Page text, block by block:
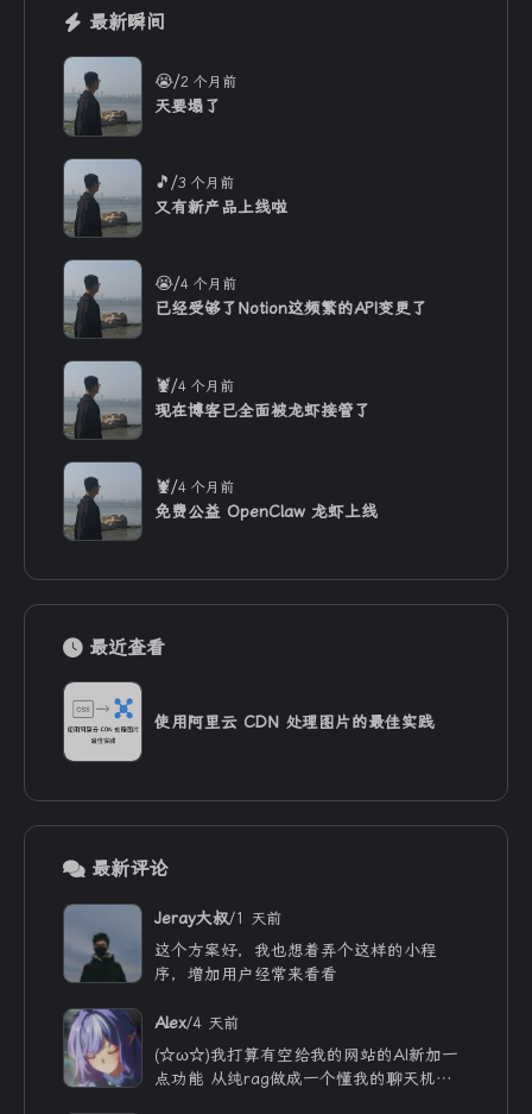
最新瞬间
😭/2 个月前
天要塌了
🎵/3 个月前
又有新产品上线啦
😭/4 个月前
已经受够了Notion这频繁的API变更了
🦞/4 个月前
现在博客已全面被龙虾接管了
🦞/4 个月前
免费公益 OpenClaw 龙虾上线
最近查看
使用阿里云 CDN 处理图片的最佳实践
最新评论
Jeray大叔/1 天前
这个方案好，我也想着弄个这样的小程
序，增加用户经常来看看
Alex/4 天前
(☆ω☆)我打算有空给我的网站的AI新加一
点功能 从纯rag做成一个懂我的聊天机器